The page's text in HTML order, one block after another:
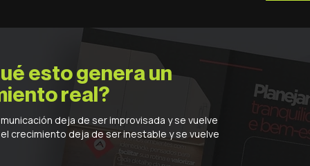
esto genera un
real?
deja de ser improvisada y se vuelve
crecimiento deja de ser inestable y se vuelve